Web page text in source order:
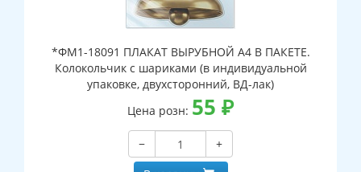
*ФМ1-18091 ПЛАКАТ ВЫРУБНОЙ А4 В ПАКЕТЕ.
Колокольчик с шариками (в индивидуальной
упаковке, двухсторонний, ВД-лак)
Цена розн: 55 ₽
−
+